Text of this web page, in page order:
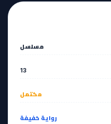
مسلسل
13
مكتمل
رواية خفيفة